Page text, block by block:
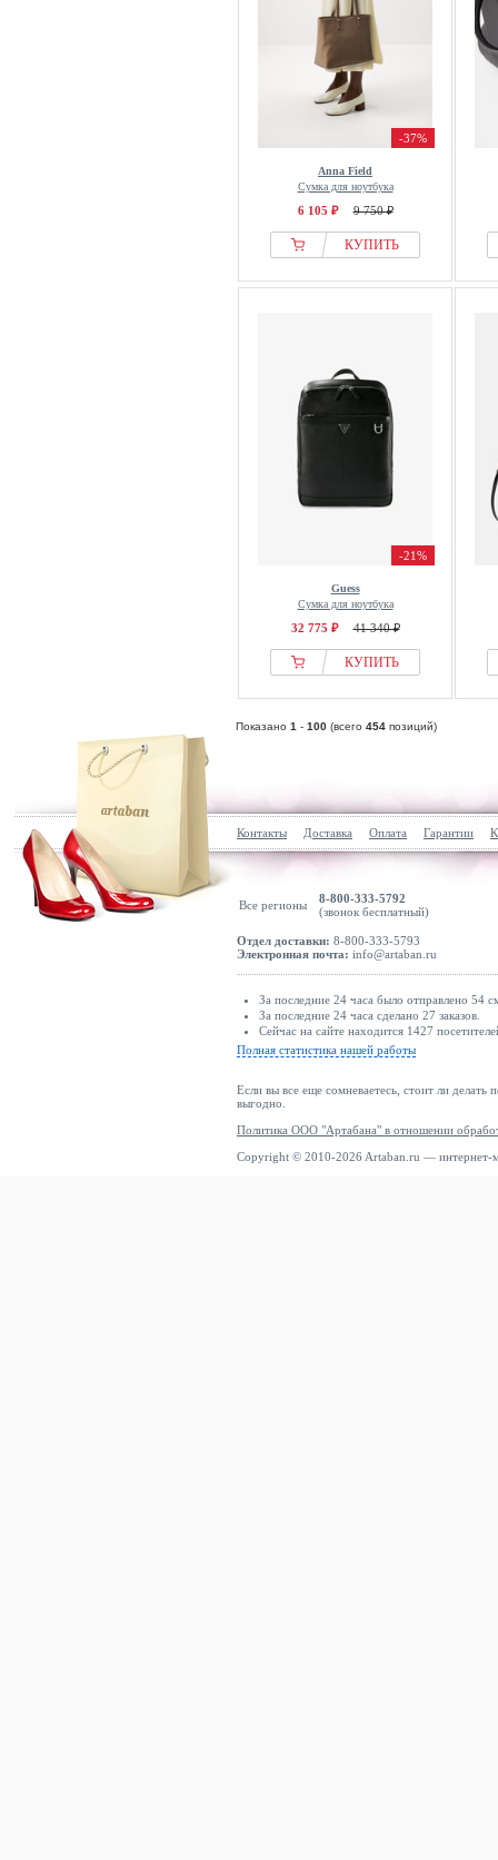
-37%
Anna Field
Сумка для ноутбука
6 105 ₽ 9 750 ₽
КУПИТЬ
-21%
Guess
Сумка для ноутбука
32 775 ₽ 41 340 ₽
КУПИТЬ
Показано 1 - 100 (всего 454 позиций)
Контакты Доставка Оплата Гарантии
Все регионы
8-800-333-5792
(звонок бесплатный)
Отдел доставки: 8-800-333-5793
Электронная почта: info@artaban.ru
За последние 24 часа было отправлено 54
За последние 24 часа сделано 27 заказов.
Сейчас на сайте находится 1427
Полная статистика нашей работы
Если вы все еще сомневаетесь, стоит ли делать
выгодно.
Политика ООО "Артабана" в отношении
Copyright © 2010-2026 Artaban.ru — интернет-